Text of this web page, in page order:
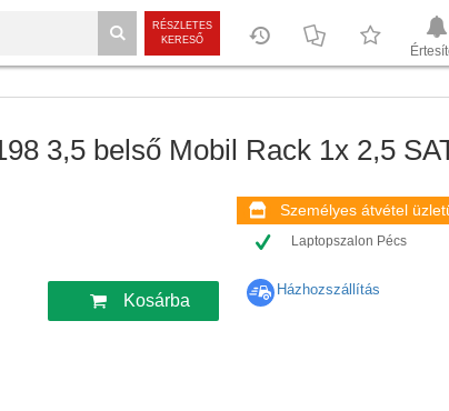
RÉSZLETES
KERESŐ
3,5 belső Mobil Rack 1x 2,5
Kosárba
Személyes átvétel
Laptopszalon Pécs
Házhozszállítás